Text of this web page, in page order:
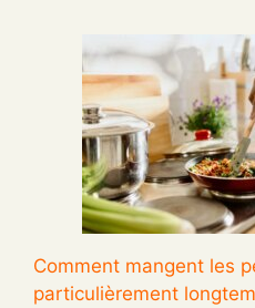
Comment mangent les
particulièrement